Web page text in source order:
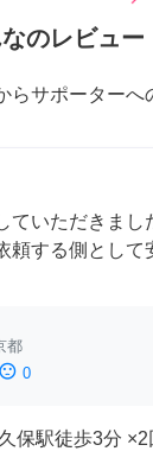
のレビュー
らサポーターへ
ていただきまし
頼する側として
都
sentiment_dissatisfied 0
保駅徒歩3分 ×2